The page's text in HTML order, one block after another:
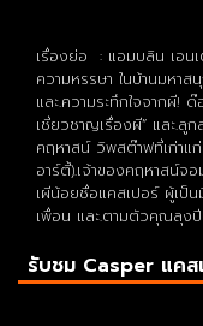
เรื่องย่อ : แอมบลิน เอนเ
ความหรรษา ในบ้านมหาส
และ.ความระทึกใจจากผี!
เชี่ยวชาญเรื่องผี” และ.ลู
คฤหาสน์ วิพสต๊าฟที่เก่าแ
อาร์ตี้).เจ้าของคฤหาสน์จ
เผีน้อยชื่อแคสเปอร์ ผู้เป็
เพื่อน และ.ตามตัวคุณลุง
รับชม Casper แคส